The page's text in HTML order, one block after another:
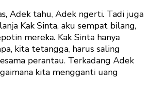
Adek tahu, Adek ngerti. Tadi juga
Kak Sinta, aku sempat bilang,
mereka. Kak Sinta hanya
kita tetangga, harus saling
perantau. Terkadang Adek
kita mengganti uang